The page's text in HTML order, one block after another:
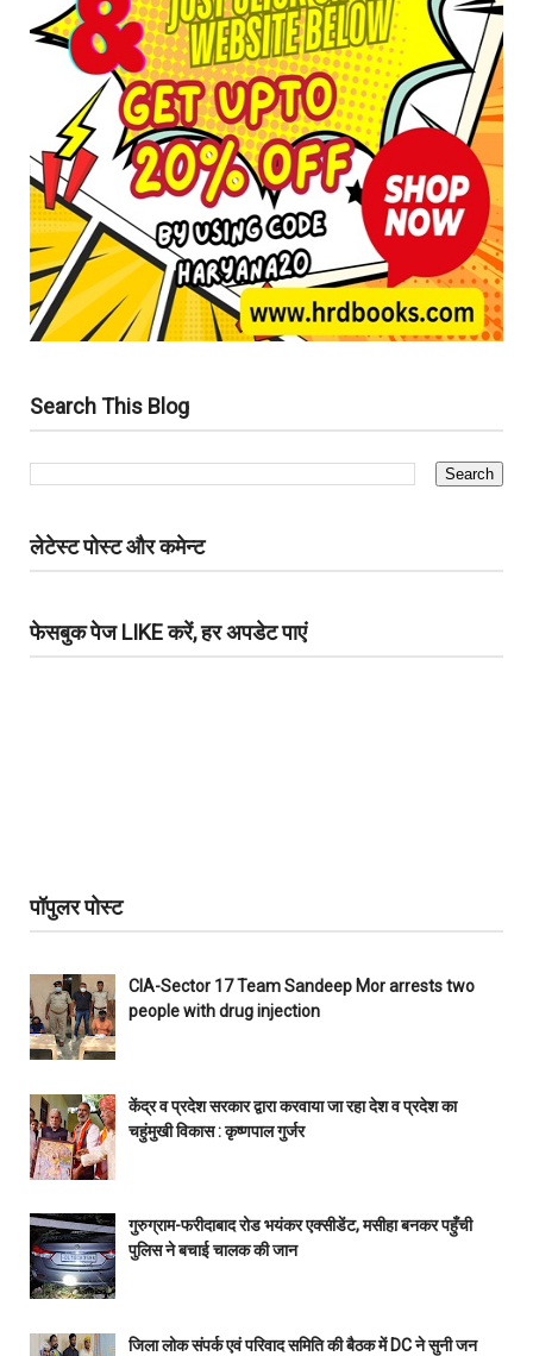
Search This Blog
लेटेस्ट पोस्ट और कमेन्ट
फेसबुक पेज LIKE करें, हर अपडेट पाएं
पॉपुलर पोस्ट
CIA-Sector 17 Team Sandeep Mor arrests two
people with drug injection
केंद्र व प्रदेश सरकार द्वारा करवाया जा रहा देश व प्रदेश का
चहुंमुखी विकास : कृष्णपाल गुर्जर
गुरुग्राम-फरीदाबाद रोड भयंकर एक्सीडेंट, मसीहा बनकर पहुँची
पुलिस ने बचाई चालक की जान
जिला लोक संपर्क एवं परिवाद समिति की बैठक में DC ने सुनी जन